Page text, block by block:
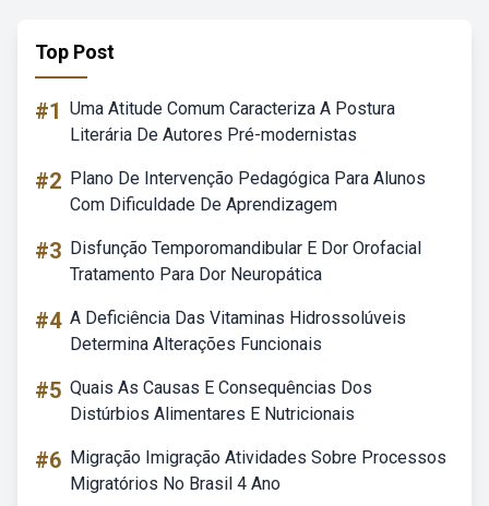
Top Post
#1 Uma Atitude Comum Caracteriza A Postura
Literária De Autores Pré-modernistas
#2 Plano De Intervenção Pedagógica Para Alunos
Com Dificuldade De Aprendizagem
#3 Disfunção Temporomandibular E Dor Orofacial
Tratamento Para Dor Neuropática
#4 A Deficiência Das Vitaminas Hidrossolúveis
Determina Alterações Funcionais
#5 Quais As Causas E Consequências Dos
Distúrbios Alimentares E Nutricionais
#6 Migração Imigração Atividades Sobre Processos
Migratórios No Brasil 4 Ano